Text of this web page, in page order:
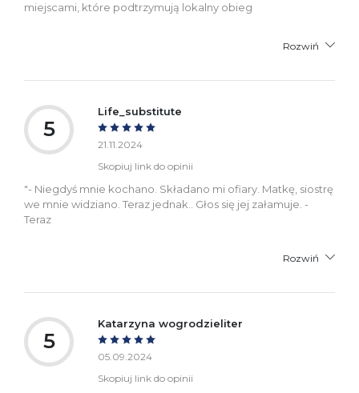
miejscami, które podtrzymują lokalny obieg
Rozwiń
5
Life_substitute
21.11.2024
Skopiuj link do opinii
"- Niegdyś mnie kochano. Składano mi ofiary. Matkę, siostrę
we mnie widziano. Teraz jednak.. Głos się jej załamuje. -
Teraz
Rozwiń
5
Katarzyna wogrodzieliter
05.09.2024
Skopiuj link do opinii